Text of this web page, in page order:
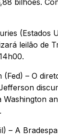
(Estados
leilão de
(Fed) – O
– A